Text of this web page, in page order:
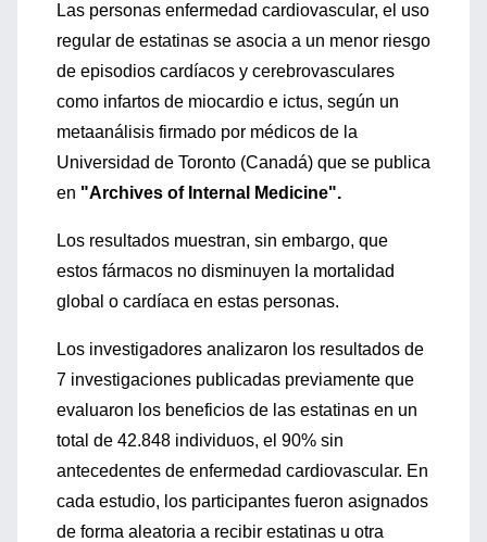
Las personas enfermedad cardiovascular, el uso
regular de estatinas se asocia a un menor riesgo
de episodios cardíacos y cerebrovasculares
como infartos de miocardio e ictus, según un
metaanálisis firmado por médicos de la
Universidad de Toronto (Canadá) que se publica
en "Archives of Internal Medicine".
Los resultados muestran, sin embargo, que
estos fármacos no disminuyen la mortalidad
global o cardíaca en estas personas.
Los investigadores analizaron los resultados de
7 investigaciones publicadas previamente que
evaluaron los beneficios de las estatinas en un
total de 42.848 individuos, el 90% sin
antecedentes de enfermedad cardiovascular. En
cada estudio, los participantes fueron asignados
de forma aleatoria a recibir estatinas u otra